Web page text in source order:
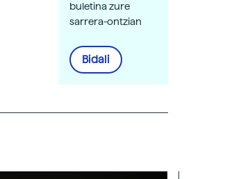
buletina zure
sarrera-ontzian
Bidali